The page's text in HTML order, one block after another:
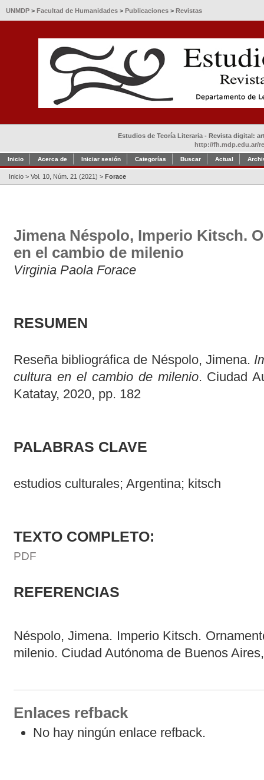
UNMDP > Facultad de Humanidades > Publicaciones > Revistas
Estudios de Teoría Literaria - Revista digital:
http://fh.mdp.edu.ar/
Inicio Acerca de Iniciar sesión Categorías Buscar Actual
Inicio > Vol. 10, Núm. 21 (2021) > Forace
Jimena Néspolo, Imperio Kitsch.
en el cambio de milenio
Virginia Paola Forace
RESUMEN
Reseña bibliográfica de Néspolo, Jimena.
cultura en el cambio de milenio. Ciudad
Katatay, 2020, pp. 182
PALABRAS CLAVE
estudios culturales; Argentina; kitsch
TEXTO COMPLETO:
PDF
REFERENCIAS
Néspolo, Jimena. Imperio Kitsch.
milenio. Ciudad Autónoma de Buenos
Enlaces refback
No hay ningún enlace refback.